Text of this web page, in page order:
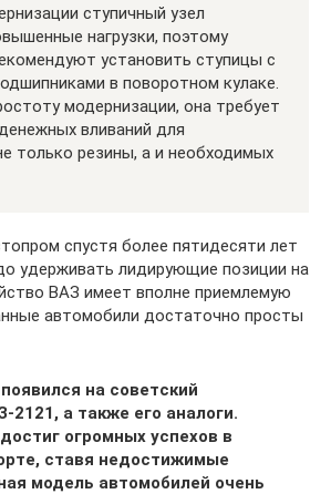
ступичный узел
нагрузки, поэтому
установить ступицы с
в поворотном кулаке.
модернизации, она требует
вливаний для
только резины, а и необходимых
спустя более пятидесяти лет
удерживать лидирующие позиции на
ВАЗ имеет вполне приемлемую
автомобили достаточно просты
на советский
2121, а также его аналоги.
огромных успехов в
ставя недостижимые
модель автомобилей очень